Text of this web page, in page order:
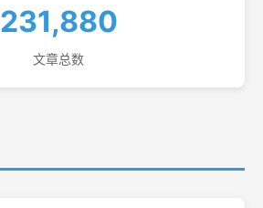
231,880
文章总数